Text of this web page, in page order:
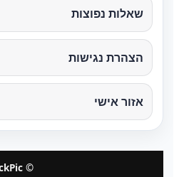
שאלות נפוצות
הצהרת נגישות
אזור אישי
© PickPic הדפסה על מוצרים